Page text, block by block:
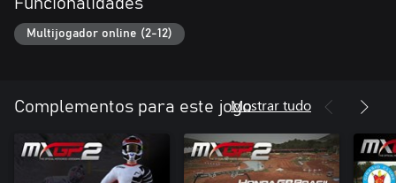
Multijogador online (2-12)
Complementos para este jogoMostrar tudo